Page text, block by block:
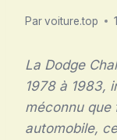
Parvoiture.top
La Dodge
1978 à 1983,
méconnu que
automobile,